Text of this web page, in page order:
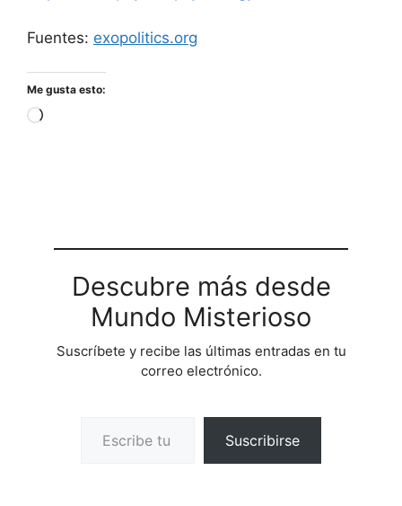
Fuentes: exopolitics.org
Me gusta esto:
Cargando...
Descubre más desde
Mundo Misterioso
Suscríbete y recibe las últimas entradas en tu
correo electrónico.
Suscribirse